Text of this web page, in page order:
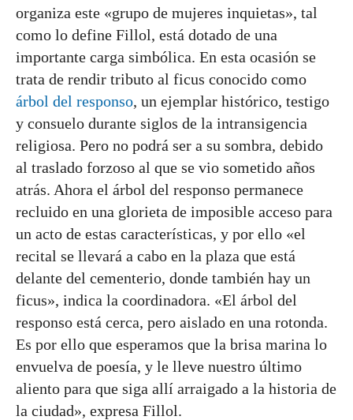
organiza este «grupo de mujeres inquietas», tal
como lo define Fillol, está dotado de una
importante carga simbólica. En esta ocasión se
trata de rendir tributo al ficus conocido como
árbol del responso, un ejemplar histórico, testigo
y consuelo durante siglos de la intransigencia
religiosa. Pero no podrá ser a su sombra, debido
al traslado forzoso al que se vio sometido años
atrás. Ahora el árbol del responso permanece
recluido en una glorieta de imposible acceso para
un acto de estas características, y por ello «el
recital se llevará a cabo en la plaza que está
delante del cementerio, donde también hay un
ficus», indica la coordinadora. «El árbol del
responso está cerca, pero aislado en una rotonda.
Es por ello que esperamos que la brisa marina lo
envuelva de poesía, y le lleve nuestro último
aliento para que siga allí arraigado a la historia de
la ciudad», expresa Fillol.